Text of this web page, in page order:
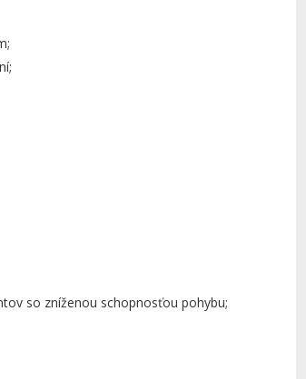
so zníženou schopnosťou pohybu;